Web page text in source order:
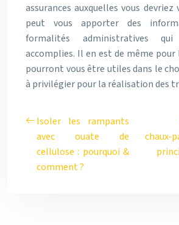
assurances auxquelles vous devriez
peut vous apporter des
formalités administratives
accomplies. Il en est de même
pourront vous être utiles dans le
à privilégier pour la réalisation des
Isoler les rampants
avec ouate de
cellulose : pourquoi &
comment ?